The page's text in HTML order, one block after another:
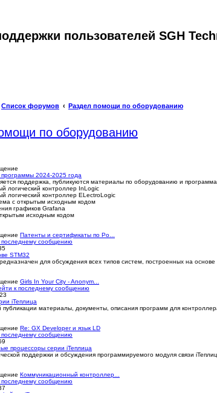
пользователей SGH
Список форумов Раздел помощи по оборудованию
по оборудованию
2024-2025 года
поддержка, публикуются материалы по оборудованию и
логический контроллер InLogic
логический контроллер ELectroLogic
с открытым исходным кодом
графиков Grafana
исходным кодом
Патенты и сертификаты по Ро...
последнему сообщению
STM32
для обсуждения всех типов систем, построенных на основе
Girls In Your City - Anonym...
к последнему сообщению
iТеплица
публикации материалы, документы, описания программ для
Re: GX Developer и язык LD
последнему сообщению
процессоры серии iТеплица
поддержки и обсуждения программируемого модуля связи
Коммуникационный контроллер...
последнему сообщению